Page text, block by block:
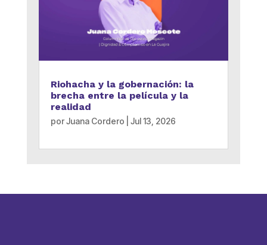
Riohacha y la gobernación: la
brecha entre la película y la
realidad
porJuana Cordero Jul 13, 2026